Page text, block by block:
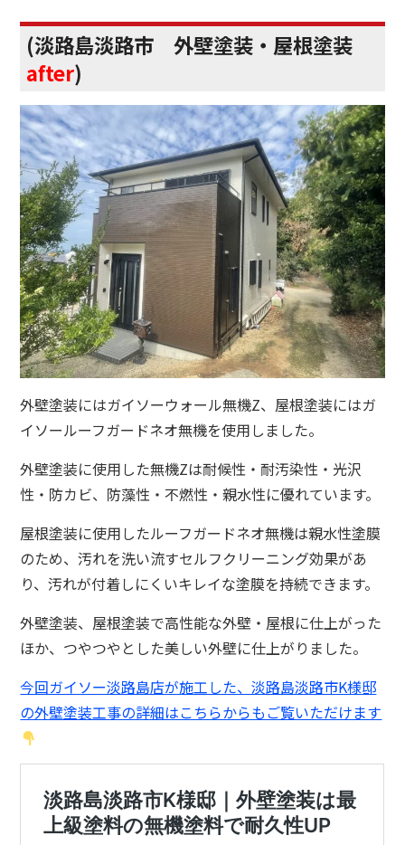
(淡路島淡路市 外壁塗装・屋根塗装
after)
外壁塗装にはガイソーウォール無機Z、屋根塗装にはガ
イソールーフガードネオ無機を使用しました。
外壁塗装に使用した無機Zは耐候性・耐汚染性・光沢
性・防カビ、防藻性・不燃性・親水性に優れています。
屋根塗装に使用したルーフガードネオ無機は親水性塗膜
のため、汚れを洗い流すセルフクリーニング効果があ
り、汚れが付着しにくいキレイな塗膜を持続できます。
外壁塗装、屋根塗装で高性能な外壁・屋根に仕上がった
ほか、つやつやとした美しい外壁に仕上がりました。
今回ガイソー淡路島店が施工した、淡路島淡路市K様邸
の外壁塗装工事の詳細はこちらからもご覧いただけます